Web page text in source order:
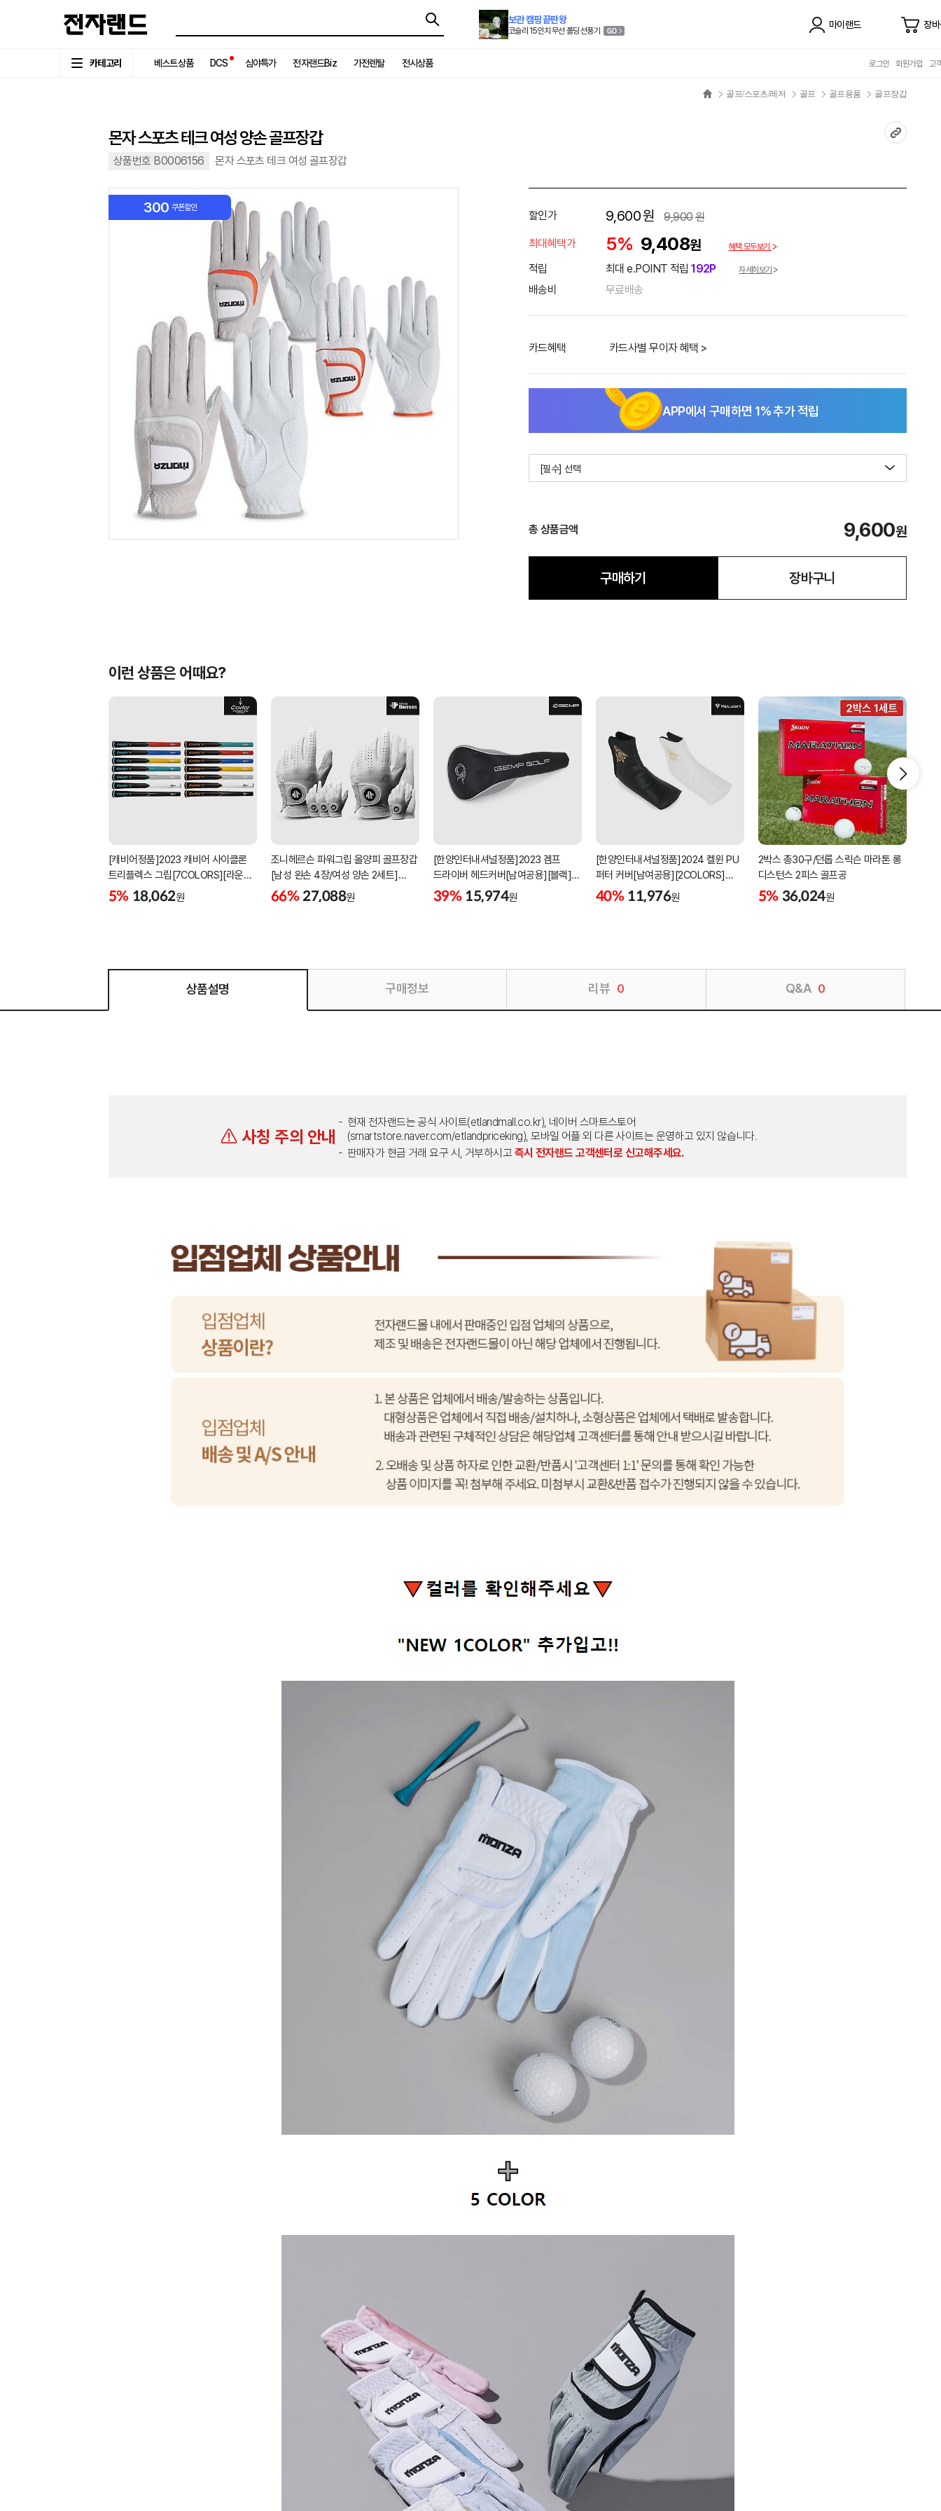
보관 캠핑 끝판왕
코슬리 15인치 무선 폴딩 선풍기
마이랜드 장
카테고리 베스트상품 DCS 심야특가 전자랜드Biz 가전렌탈 전시상품 로그인 회원가입 고
골프/스포츠/레저 골프 골프용품 골프장갑
몬자 스포츠 테크 여성 양손 골프장갑
상품번호 B0006156 몬자 스포츠 테크 여성 골프장갑
300 쿠폰할인
할인가 9,600원 9,900원
최대혜택가
5% 9,408원 혜택 모두보기
적립 최대 e.POINT 적립192P 자세히보기
배송비 무료배송
카드혜택 카드사별 무이자 혜택 >
APP에서 구매하면 1% 추가 적립
[필수] 선택
총 상품금액 9,600원
구매하기 장바구니
이런 상품은 어때요?
[캐비어정품]2023 캐비어 사이클론
트리플렉스 그립[7COLORS][라운드]
[39g/42g/46g/50g][R/S 토크]
5% 18,062원
조니헤르슨 파워그립 올양피 골프장갑
[남성 왼손 4장/여성 양손 2세트]
[화이트][케이스포함]
66% 27,088원
[한양인터내셔널정품]2023 겜프
드라이버 헤드커버[남여공용][블랙]
[HD-302]
39% 15,974원
[한양인터내셔널정품]2024 켈윈 PU
퍼터 커버[남여공용][2COLORS]
[KW-PC320]
40% 11,976원
2박스 총30구/던롭 스릭슨 마라톤 롱
디스턴스 2피스 골프공
5% 36,024원
상품설명 구매정보 리뷰 0 Q&A 0
사칭 주의 안내
현재 전자랜드는 공식 사이트(etlandmall.co.kr), 네이버 스마트스토어
(smartstore.naver.com/etlandpriceking), 모바일 어플 외 다른 사이트는 운영하고 있지 않습니다.
판매자가 현금 거래 요구 시, 거부하시고 즉시 전자랜드 고객센터로 신고해주세요.